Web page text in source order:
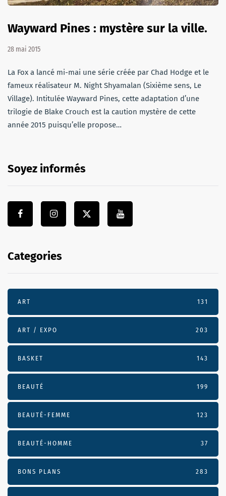
Wayward Pines : mystère sur la ville.
28 mai 2015
La Fox a lancé mi-mai une série créée par Chad Hodge et le
fameux réalisateur M. Night Shyamalan (Sixième sens, Le
Village). Intitulée Wayward Pines, cette adaptation d’une
trilogie de Blake Crouch est la caution mystère de cette
année 2015 puisqu’elle propose…
Soyez informés
Categories
ART 131
ART / EXPO 203
BASKET 143
BEAUTÉ 199
BEAUTÉ-FEMME 123
BEAUTÉ-HOMME 37
BONS PLANS 283